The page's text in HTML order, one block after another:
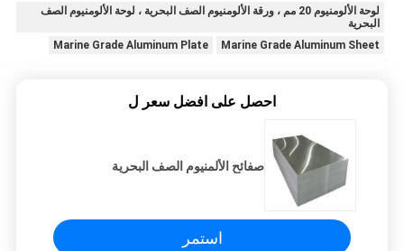
لوحة الألومنيوم 20 مم ، ورقة الألومنيوم الصف البحرية ، لوحة الألومنيوم الصف
البحرية
Marine Grade Aluminum Sheet
Marine Grade Aluminum Plate
احصل على افضل سعر ل
صفائح الألمنيوم الصف البحرية
استمر